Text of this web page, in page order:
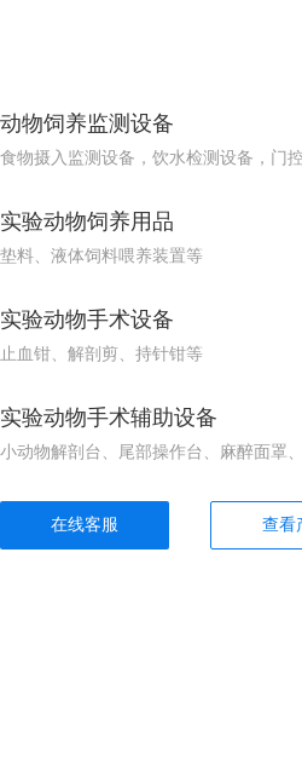
动物饲养监测设备
食物摄入监测设备，饮水检测设备，门
实验动物饲养用品
垫料、液体饲料喂养装置等
实验动物手术设备
止血钳、解剖剪、持针钳等
实验动物手术辅助设备
小动物解剖台、尾部操作台、麻醉面罩
在线客服 查看